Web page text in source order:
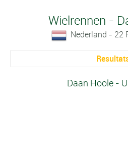
Wielrennen -
Nederland - 22
Daan Hoole -